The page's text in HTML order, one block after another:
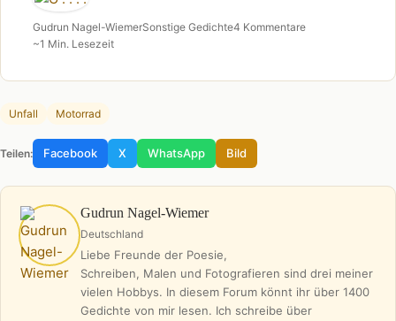
Gudrun Nagel-WiemerSonstige Gedichte4 Kommentare
~1 Min. Lesezeit
Unfall Motorrad
Teilen: Facebook X WhatsApp Bild
Gudrun Nagel-Wiemer
Deutschland
Liebe Freunde der Poesie,
Schreiben, Malen und Fotografieren sind drei meiner
vielen Hobbys. In diesem Forum könnt ihr über 1400
Gedichte von mir lesen. Ich schreibe über